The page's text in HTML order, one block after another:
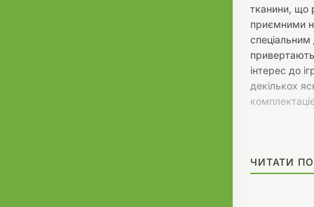
тканини, що
приємними
спеціальним
інтерес до
декількох
ЧИТАТИ